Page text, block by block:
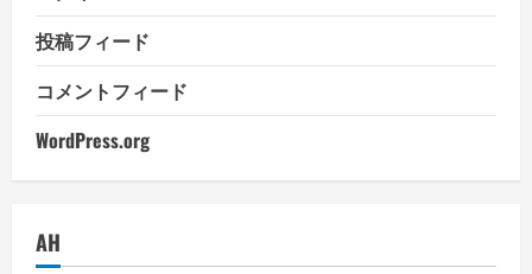
投稿フィード
コメントフィード
WordPress.org
AH